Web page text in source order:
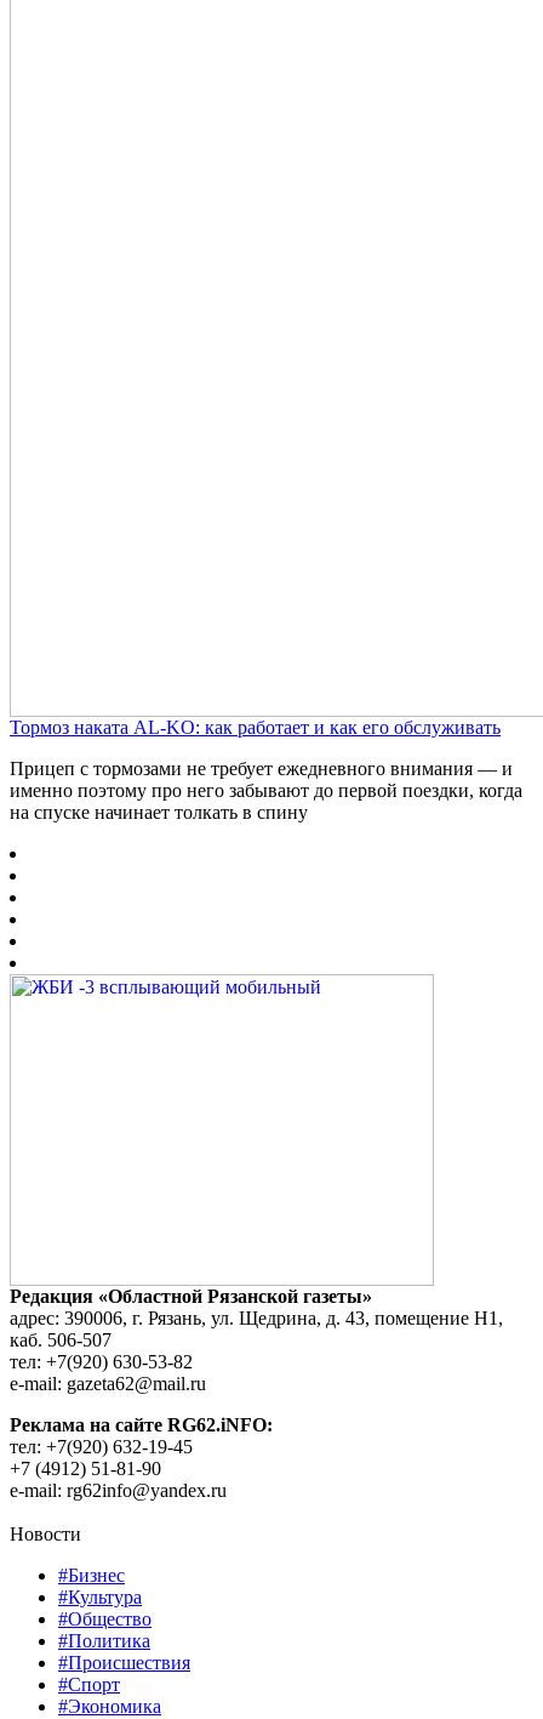
Тормоз наката AL-KO: как работает и как его обслуживать
Прицеп с тормозами не требует ежедневного внимания — и
именно поэтому про него забывают до первой поездки, когда
на спуске начинает толкать в спину
Редакция «Областной Рязанской газеты»
адрес: 390006, г. Рязань, ул. Щедрина, д. 43, помещение Н1,
каб. 506-507
тел: +7(920) 630-53-82
e-mail: gazeta62@mail.ru
Реклама на сайте RG62.iNFO:
тел: +7(920) 632-19-45
+7 (4912) 51-81-90
e-mail: rg62info@yandex.ru
Новости
#Бизнес
#Культура
#Общество
#Политика
#Происшествия
#Спорт
#Экономика